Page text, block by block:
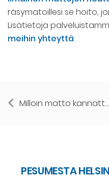
räsymatoillesi se hoito,
Lisätietoja
meihin yhteyttä.
Milloin matto kannattaa viedä pesulaan eikä pestä itse?
PESUMESTA